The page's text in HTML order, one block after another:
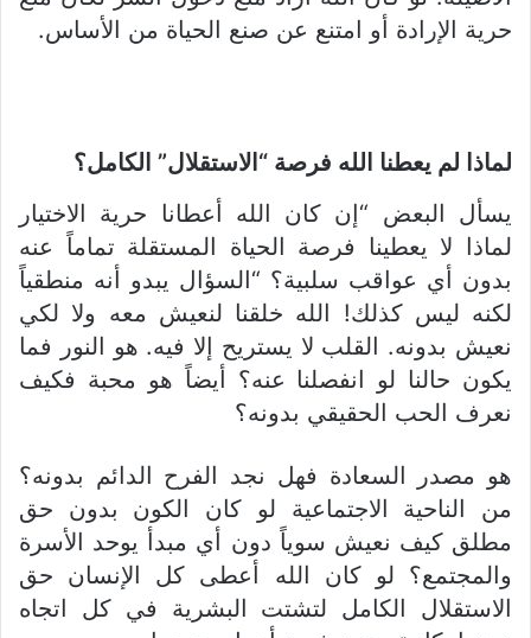
حرية الإرادة أو امتنع عن صنع الحياة من الأساس.
لماذا لم يعطنا الله فرصة “الاستقلال” الكامل؟
يسأل البعض “إن كان الله أعطانا حرية الاختيار
لماذا لا يعطينا فرصة الحياة المستقلة تماماً عنه
بدون أي عواقب سلبية؟ “السؤال يبدو أنه منطقياً
لكنه ليس كذلك! الله خلقنا لنعيش معه ولا لكي
نعيش بدونه. القلب لا يستريح إلا فيه. هو النور فما
يكون حالنا لو انفصلنا عنه؟ أيضاً هو محبة فكيف
نعرف الحب الحقيقي بدونه؟
هو مصدر السعادة فهل نجد الفرح الدائم بدونه؟
من الناحية الاجتماعية لو كان الكون بدون حق
مطلق كيف نعيش سوياً دون أي مبدأ يوحد الأسرة
والمجتمع؟ لو كان الله أعطى كل الإنسان حق
الاستقلال الكامل لتشتت البشرية في كل اتجاه